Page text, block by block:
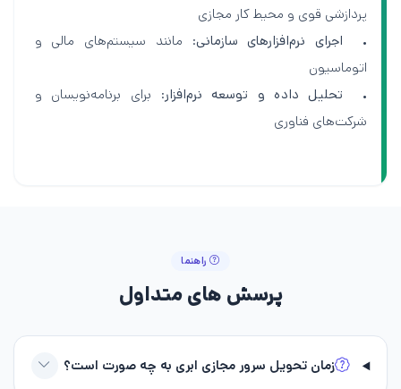
پردازشی قوی و محیط کار مجازی
•
اجرای نرم‌افزارهای سازمانی: مانند سیستم‌های مالی و
اتوماسیون
• تحلیل داده و توسعه نرم‌افزار: برای برنامه‌نویسان و
شرکت‌های فناوری
راهنما
پرسش‌ های متداول
زمان تحویل سرور مجازی ابری به چه صورت است؟